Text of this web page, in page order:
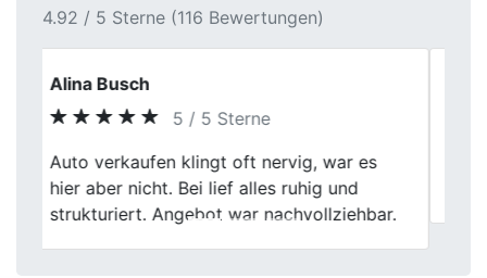
4.92 / 5 Sterne (116 Bewertungen)
Nicole Märker
5 / 5 Sterne
Servus, wollten uns noch mal bedanken für
den netten Kontakt, Service war top.